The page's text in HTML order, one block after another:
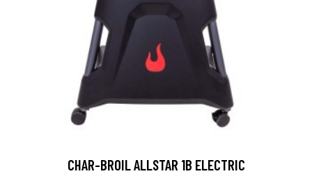
CHAR-BROIL ALLSTAR 1B ELECTRIC